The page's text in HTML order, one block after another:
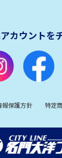
カウントを
報保護方針 特定